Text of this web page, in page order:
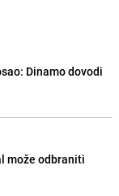
Dinamo dovodi
može odbraniti